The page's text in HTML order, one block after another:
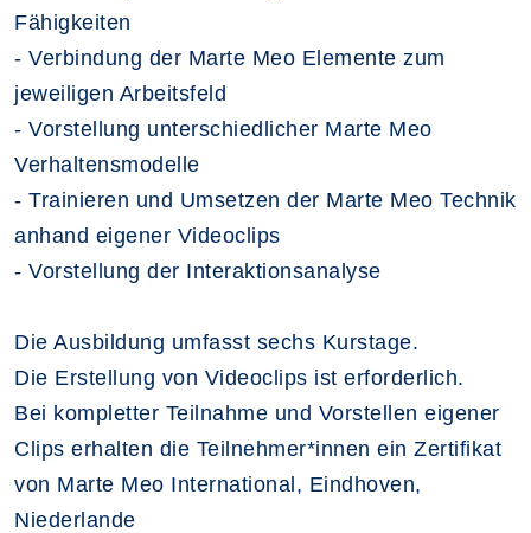
Fähigkeiten
- Verbindung der Marte Meo Elemente zum
jeweiligen Arbeitsfeld
- Vorstellung unterschiedlicher Marte Meo
Verhaltensmodelle
- Trainieren und Umsetzen der Marte Meo Technik
anhand eigener Videoclips
- Vorstellung der Interaktionsanalyse
Die Ausbildung umfasst sechs Kurstage.
Die Erstellung von Videoclips ist erforderlich.
Bei kompletter Teilnahme und Vorstellen eigener
Clips erhalten die Teilnehmer*innen ein Zertifikat
von Marte Meo International, Eindhoven,
Niederlande